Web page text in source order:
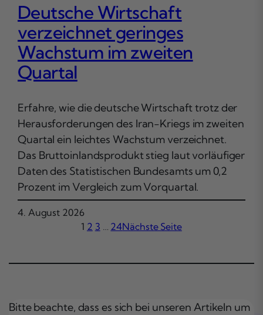
Deutsche Wirtschaft
verzeichnet geringes
Wachstum im zweiten
Quartal
Erfahre, wie die deutsche Wirtschaft trotz der
Herausforderungen des Iran-Kriegs im zweiten
Quartal ein leichtes Wachstum verzeichnet.
Das Bruttoinlandsprodukt stieg laut vorläufiger
Daten des Statistischen Bundesamts um 0,2
Prozent im Vergleich zum Vorquartal.
4. August 2026
1 2 3 24Nächste Seite
Bitte beachte, dass es sich bei unseren Artikeln um